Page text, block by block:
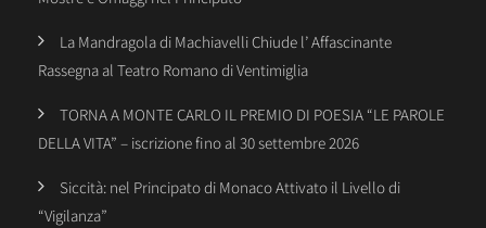
La Mandragola di Machiavelli Chiude l’ Affascinante
Rassegna al Teatro Romano di Ventimiglia
TORNA A MONTE CARLO IL PREMIO DI POESIA “LE PAROLE
DELLA VITA” – iscrizione fino al 30 settembre 2026
Siccità: nel Principato di Monaco Attivato il Livello di
“Vigilanza”